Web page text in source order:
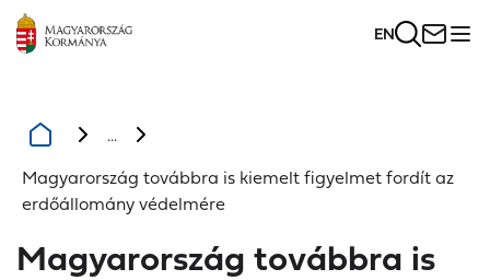
EN
...
Magyarország továbbra is kiemelt figyelmet fordít az
erdőállomány védelmére
Magyarország továbbra is